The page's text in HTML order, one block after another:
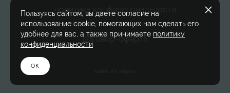
политика конфиденциальности
договор-оферта
Пользуясь сайтом, вы даете согласие на
использование cookie, помогающих нам сделать его
удобнее для вас, а также принимаете политику
конфиденциальности
ОК